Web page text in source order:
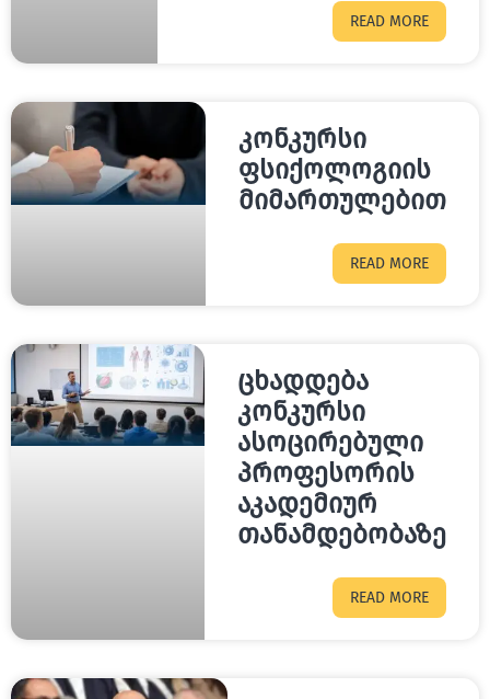
READ MORE
კონკურსი
ფსიქოლოგიის
მიმართულებით
READ MORE
ცხადდება
კონკურსი
ასოცირებული
პროფესორის
აკადემიურ
თანამდებობაზე
READ MORE